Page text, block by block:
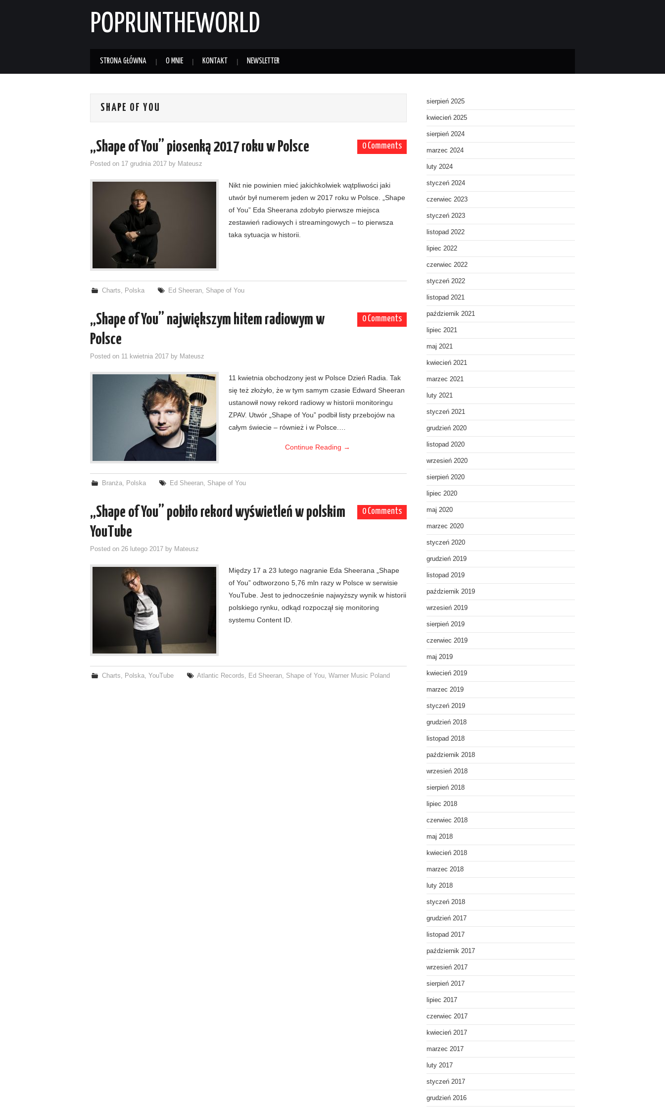
POPRUNTHEWORLD
STRONA GŁÓWNA O MNIE KONTAKT NEWSLETTER
SHAPE OF YOU
0 Comments
„Shape of You” piosenką 2017 roku w Polsce
Posted on 17 grudnia 2017 by Mateusz
Nikt nie powinien mieć jakichkolwiek wątpliwości jaki
utwór był numerem jeden w 2017 roku w Polsce. „Shape
of You” Eda Sheerana zdobyło pierwsze miejsca
zestawień radiowych i streamingowych – to pierwsza
taka sytuacja w historii.
Charts, Polska Ed Sheeran, Shape of You
0 Comments
„Shape of You” największym hitem radiowym w
Polsce
Posted on 11 kwietnia 2017 by Mateusz
11 kwietnia obchodzony jest w Polsce Dzień Radia. Tak
się też złożyło, że w tym samym czasie Edward Sheeran
ustanowił nowy rekord radiowy w historii monitoringu
ZPAV. Utwór „Shape of You” podbił listy przebojów na
całym świecie – również i w Polsce.…
Continue Reading →
Branża, Polska Ed Sheeran, Shape of You
0 Comments
„Shape of You” pobiło rekord wyświetleń w polskim
YouTube
Posted on 26 lutego 2017 by Mateusz
Między 17 a 23 lutego nagranie Eda Sheerana „Shape
of You” odtworzono 5,76 mln razy w Polsce w serwisie
YouTube. Jest to jednocześnie najwyższy wynik w historii
polskiego rynku, odkąd rozpoczął się monitoring
systemu Content ID.
Charts, Polska, YouTube Atlantic Records, Ed Sheeran, Shape of You,Warner Music Poland
sierpień 2025
kwiecień 2025
sierpień 2024
marzec 2024
luty 2024
styczeń 2024
czerwiec 2023
styczeń 2023
listopad 2022
lipiec 2022
czerwiec 2022
styczeń 2022
listopad 2021
październik 2021
lipiec 2021
maj 2021
kwiecień 2021
marzec 2021
luty 2021
styczeń 2021
grudzień 2020
listopad 2020
wrzesień 2020
sierpień 2020
lipiec 2020
maj 2020
marzec 2020
styczeń 2020
grudzień 2019
listopad 2019
październik 2019
wrzesień 2019
sierpień 2019
czerwiec 2019
maj 2019
kwiecień 2019
marzec 2019
styczeń 2019
grudzień 2018
listopad 2018
październik 2018
wrzesień 2018
sierpień 2018
lipiec 2018
czerwiec 2018
maj 2018
kwiecień 2018
marzec 2018
luty 2018
styczeń 2018
grudzień 2017
listopad 2017
październik 2017
wrzesień 2017
sierpień 2017
lipiec 2017
czerwiec 2017
kwiecień 2017
marzec 2017
luty 2017
styczeń 2017
grudzień 2016